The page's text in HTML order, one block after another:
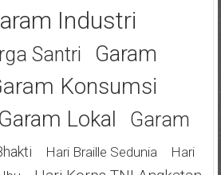
Industri
Santri
Garam
Konsumsi
Garam Lokal
Garam
Hari Braille Sedunia
Hari